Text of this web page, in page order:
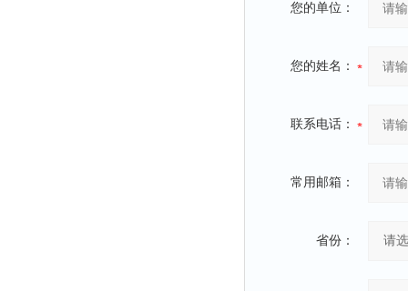
您的单位：
您的姓名：
联系电话：
常用邮箱：
省份：